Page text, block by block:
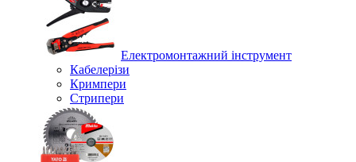
Електромонтажний інструмент
Кабелерізи
Кримпери
Стрипери